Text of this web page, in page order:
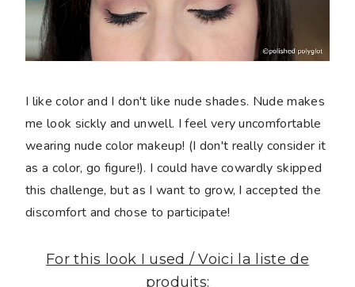
I like color and I don't like nude shades. Nude makes
me look sickly and unwell. I feel very uncomfortable
wearing nude color makeup! (I don't really consider it
as a color, go figure!). I could have cowardly skipped
this challenge, but as I want to grow, I accepted the
discomfort and chose to participate!
For this look I used / Voici la liste de
produits: